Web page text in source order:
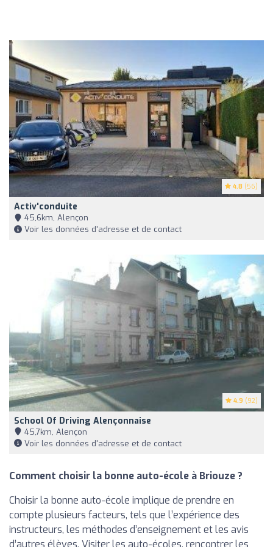
4.8 (56)
Activ'conduite
45,6km, Alençon
Voir les données d'adresse et de contact
4.9 (92)
School Of Driving Alençonnaise
45,7km, Alençon
Voir les données d'adresse et de contact
Comment choisir la bonne auto-école à Briouze ?
Choisir la bonne auto-école implique de prendre en
compte plusieurs facteurs, tels que l’expérience des
instructeurs, les méthodes d’enseignement et les avis
d’autres élèves. Visiter les auto-écoles, rencontrer les